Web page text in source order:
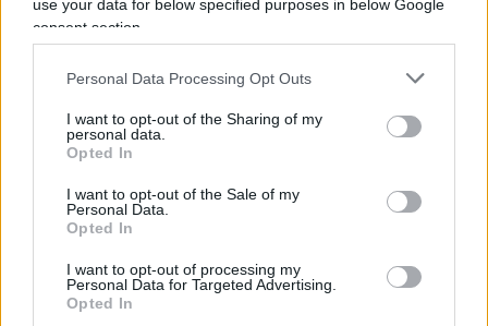
use your data for below specified purposes in below Google
consent section.
Personal Data Processing Opt Outs
I want to opt-out of the Sharing of my
personal data.
Opted In
I want to opt-out of the Sale of my
Personal Data.
Opted In
I want to opt-out of processing my
Personal Data for Targeted Advertising.
Opted In
Certo, se la gravità del coronavirus attuale si
insiste nel volerla dedurre dal numero di morti
ufficiali, come ha scorrettamente fatto il
sostenendo che con “altri 500 morti settimanali
per (e non con) Covid, non possiamo abbassare la
guardia”, beh, allora credo proprio che
non
usciremo più da una follia sanitaria di massa
Tutto questo malgrado parecchi dei medici che